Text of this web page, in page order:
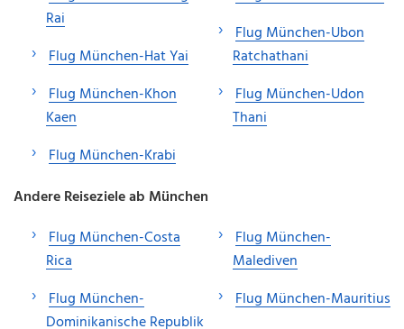
Rai
Flug München-Hat Yai
Flug München-Khon
Kaen
Flug München-Krabi
Flug München-Ubon
Ratchathani
Flug München-Udon
Thani
Andere Reiseziele ab München
Flug München-Costa
Rica
Flug München-
Dominikanische Republik
Flug München-
Malediven
Flug München-Mauritius